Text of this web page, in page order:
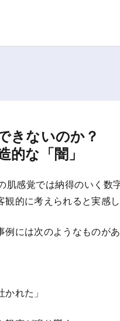
きないのか？
的な「闇」
感覚では納得のいく数
的に考えられると実感し
には次のようなものがあ
れた」